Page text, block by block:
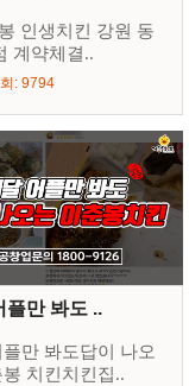
인생치킨 강원 동
계약체결..
: 9794
플만 봐도 ..
플만 봐도답이 나오
치킨치킨집..